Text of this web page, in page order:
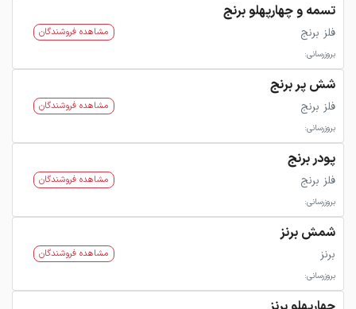
تسمه و چهارپهلو برنج
فلز برنج
بروزرسانی:
مشاهده فروشندگان
شش پر برنج
فلز برنج
بروزرسانی:
مشاهده فروشندگان
پودر برنج
فلز برنج
بروزرسانی:
مشاهده فروشندگان
شمش برنز
برنز
بروزرسانی:
مشاهده فروشندگان